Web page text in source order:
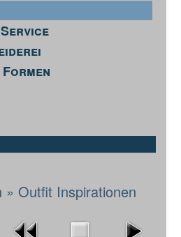
» Outfit Inspirationen